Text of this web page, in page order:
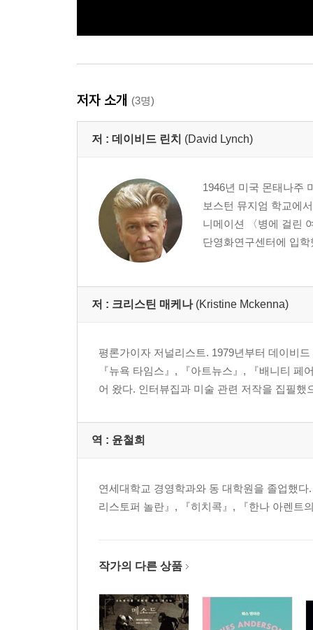
저자 소개 (3명)
저 : 데이비드 린치 (David Lynch)
1946년 미국 몬태나주
보스턴 뮤지엄 학교에
니메이션 〈병에 걸린
단영화연구센터에 입
저 : 크리스틴 매케나 (Kristine Mckenna)
평론가이자 저널리스트. 1979년부터 데이비
『뉴욕 타임스』, 『아트뉴스』, 『배니티
어 왔다. 인터뷰집과 미술 관련 저작을 집필했
역 : 윤철희
연세대학교 경영학과와 동 대학원을 졸업했
리스토퍼 놀란』, 『히치콕』, 『한나 아렌트
작가의 다른 상품